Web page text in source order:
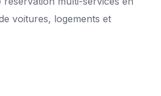
voitures, logements et